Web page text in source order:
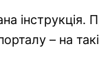
– на